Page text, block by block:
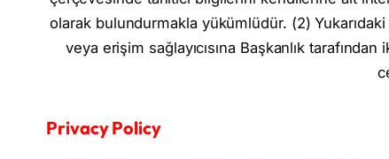
olarak bulundurmakla yükümlüdür. (2)
veya erişim sağlayıcısına Başkanlık
Privacy Policy